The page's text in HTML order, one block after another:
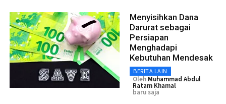
Menyisihkan Dana
Darurat sebagai
Persiapan
Menghadapi
Kebutuhan Mendesak
BERITA LAIN
Oleh Muhammad Abdul
Ratam Khamal
baru saja